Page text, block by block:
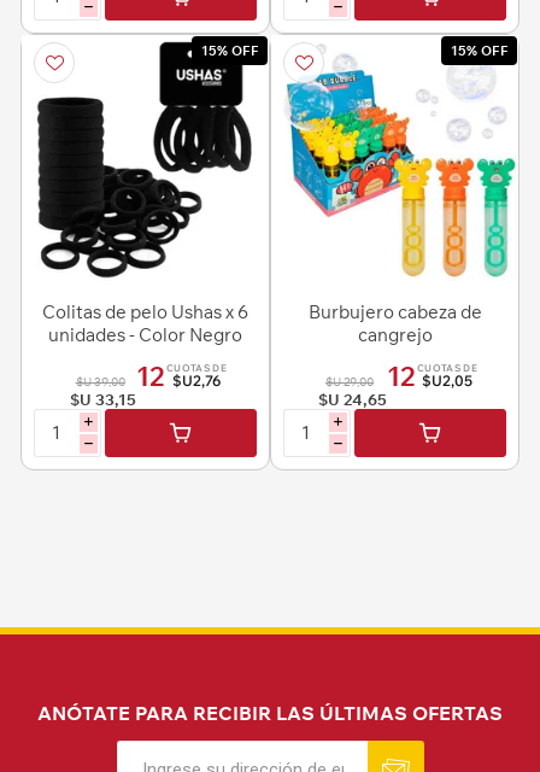
h h
15% OFF
Colitas de pelo Ushas x 6
unidades - Color Negro
$U 39,00
$U 33,15
12 CUOTAS DE
$U2,76
i
h
15% OFF
Burbujero cabeza de
cangrejo
$U 29,00
$U 24,65
12 CUOTAS DE
$U2,05
i
h
ANÓTATE PARA RECIBIR LAS ÚLTIMAS OFERTAS